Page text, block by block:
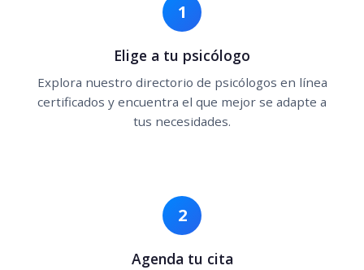
1
Elige a tu psicólogo
Explora nuestro directorio de psicólogos en línea
certificados y encuentra el que mejor se adapte a
tus necesidades.
2
Agenda tu cita